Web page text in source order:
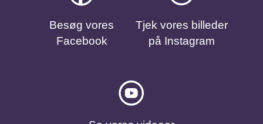
Besøg vores
Facebook
Tjek vores billeder
på Instagram